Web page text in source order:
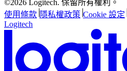
©2026 Logitech. 保留所有權利。
使用條款 隱私權政策 Cookie 設定
Logitech